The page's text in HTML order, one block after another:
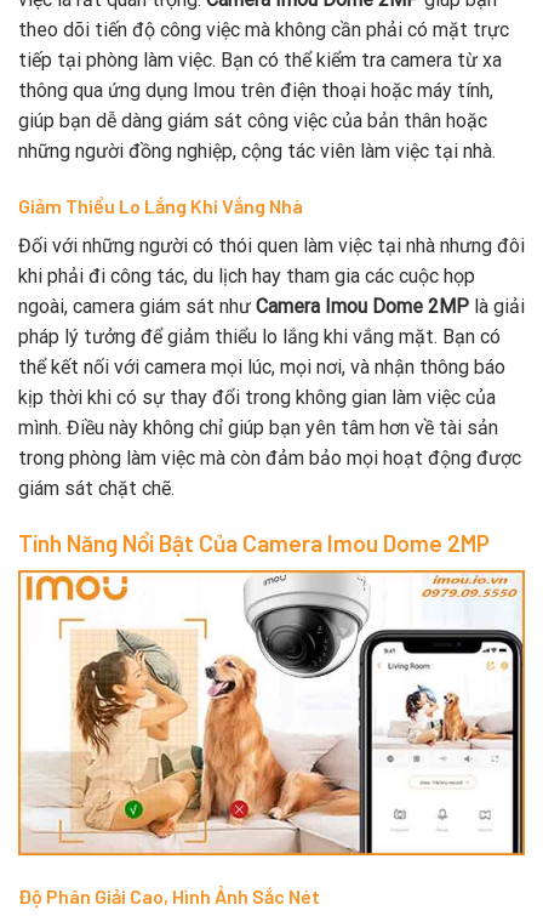
theo dõi tiến độ công việc mà không cần phải có mặt trực
tiếp tại phòng làm việc. Bạn có thể kiểm tra camera từ xa
thông qua ứng dụng Imou trên điện thoại hoặc máy tính,
giúp bạn dễ dàng giám sát công việc của bản thân hoặc
những người đồng nghiệp, cộng tác viên làm việc tại nhà.
Giảm Thiểu Lo Lắng Khi Vắng Nhà
Đối với những người có thói quen làm việc tại nhà nhưng đôi
khi phải đi công tác, du lịch hay tham gia các cuộc họp
ngoài, camera giám sát như Camera Imou Dome 2MP là giải
pháp lý tưởng để giảm thiểu lo lắng khi vắng mặt. Bạn có
thể kết nối với camera mọi lúc, mọi nơi, và nhận thông báo
kịp thời khi có sự thay đổi trong không gian làm việc của
mình. Điều này không chỉ giúp bạn yên tâm hơn về tài sản
trong phòng làm việc mà còn đảm bảo mọi hoạt động được
giám sát chặt chẽ.
Tính Năng Nổi Bật Của Camera Imou Dome 2MP
Độ Phân Giải Cao, Hình Ảnh Sắc Nét